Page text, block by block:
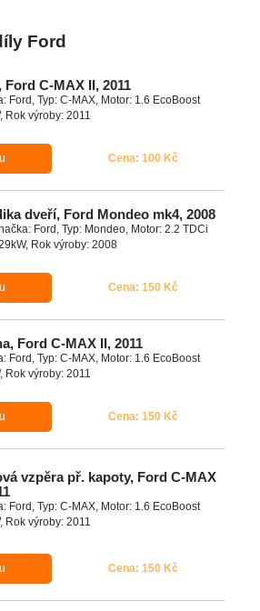
Ford
Ford C-MAX II, 2011
Ford, Typ: C-MAX, Motor: 1.6 EcoBoost
Rok výroby: 2011
Cena: 100 Kč
dveří, Ford Mondeo mk4, 2008
Ford, Typ: Mondeo, Motor: 2.2 TDCi
Rok výroby: 2008
Cena: 150 Kč
Ford C-MAX II, 2011
Ford, Typ: C-MAX, Motor: 1.6 EcoBoost
Rok výroby: 2011
Cena: 150 Kč
vzpěra př. kapoty, Ford C-MAX
Ford, Typ: C-MAX, Motor: 1.6 EcoBoost
Rok výroby: 2011
Cena: 150 Kč